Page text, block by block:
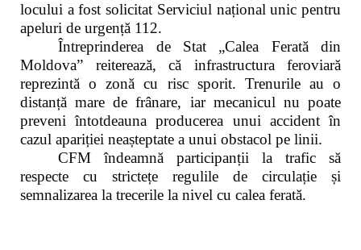
locului a fost solicitat Serviciul național unic pentru
apeluri de urgență 112.
Întreprinderea de Stat „Calea Ferată din
Moldova” reiterează, că infrastructura feroviară
reprezintă o zonă cu risc sporit. Trenurile au o
distanță mare de frânare, iar mecanicul nu poate
preveni întotdeauna producerea unui accident în
cazul apariției neașteptate a unui obstacol pe linii.
CFM îndeamnă participanții la trafic să
respecte cu strictețe regulile de circulație și
semnalizarea la trecerile la nivel cu calea ferată.